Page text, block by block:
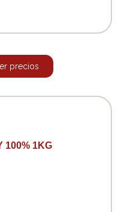
precios
100% 1KG